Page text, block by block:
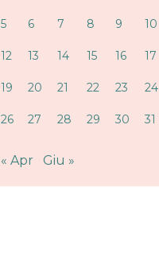
5 6 7 8 9 10
12 13 14 15 16 17
19 20 21 22 23 24
26 27 28 29 30 31
« Apr Giu »